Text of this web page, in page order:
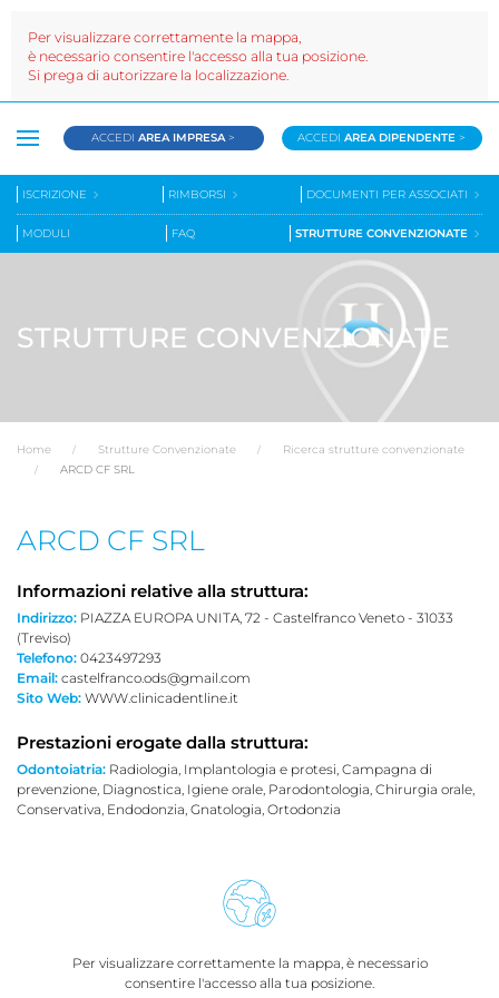
ACCEDIAREA IMPRESA > ACCEDIAREA DIPENDENTE >
ISCRIZIONE RIMBORSI DOCUMENTI PER ASSOCIATI
MODULI FAQ STRUTTURE CONVENZIONATE
STRUTTURE CONVENZIONATE
Home Strutture Convenzionate
Ricerca strutture convenzionate
ARCD CF SRL
ARCD CF SRL
Informazioni relative alla struttura:
Indirizzo: PIAZZA EUROPA UNITA, 72 - Castelfranco Veneto - 31033
(Treviso)
Telefono: 0423497293
Email: castelfranco.ods@gmail.com
Sito Web: WWW.clinicadentline.it
Prestazioni erogate dalla struttura:
Odontoiatria: Radiologia, Implantologia e protesi, Campagna di
prevenzione, Diagnostica, Igiene orale, Parodontologia, Chirurgia orale,
Conservativa, Endodonzia, Gnatologia, Ortodonzia
Per visualizzare correttamente la mappa, è necessario
consentire l'accesso alla tua posizione.
Per visualizzare correttamente la mappa,
è necessario consentire l'accesso alla tua posizione.
Si prega di autorizzare la localizzazione.